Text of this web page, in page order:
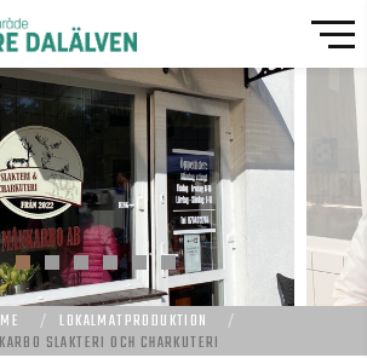
LOKALMATPRODUKTION
SLAKTERI OCH CHARKUTERI